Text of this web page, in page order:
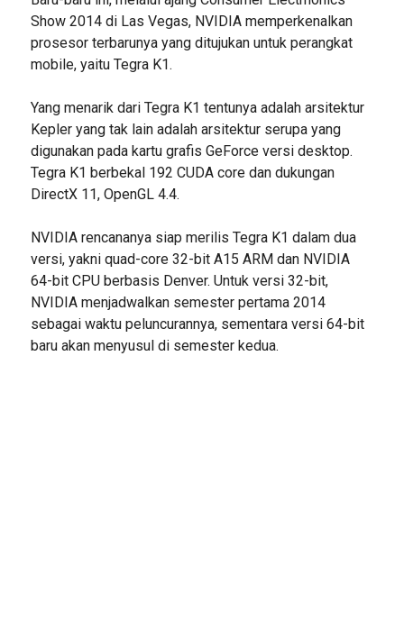
Show 2014 di Las Vegas, NVIDIA memperkenalkan
prosesor terbarunya yang ditujukan untuk perangkat
mobile, yaitu Tegra K1.
Yang menarik dari Tegra K1 tentunya adalah arsitektur
Kepler yang tak lain adalah arsitektur serupa yang
digunakan pada kartu grafis GeForce versi desktop.
Tegra K1 berbekal 192 CUDA core dan dukungan
DirectX 11, OpenGL 4.4.
NVIDIA rencananya siap merilis Tegra K1 dalam dua
versi, yakni quad-core 32-bit A15 ARM dan NVIDIA
64-bit CPU berbasis Denver. Untuk versi 32-bit,
NVIDIA menjadwalkan semester pertama 2014
sebagai waktu peluncurannya, sementara versi 64-bit
baru akan menyusul di semester kedua.